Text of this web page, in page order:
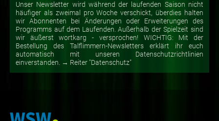
Unser Newsletter wird während der laufenden Saison nicht
häufiger als zweimal pro Woche verschickt, überdies halten
wir Abonnenten bei Änderungen oder Erweiterungen des
Programms auf dem Laufenden. Außerhalb der Spielzeit sind
wir äußerst wortkarg - versprochen! WICHTIG: Mit der
Bestellung des Talflimmern-Newsletters erklärt ihr euch
automatisch mit unseren Datenschutzrichtlinien
einverstanden. → Reiter "Datenschutz"